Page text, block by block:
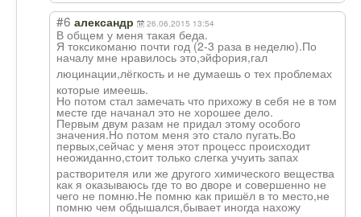
#6 александр 26.06.2015 13:54
В общем у меня такая беда.
Я токсикоманю почти год (2-3 раза в неделю).По
началу мне нравилось это,эйфория,гал
люцинации,лёгкость и не думаешь о тех проблемах
которые имеешь.
Но потом стал замечать что прихожу в себя не в том
месте где начанал это не хорошее дело.
Первым двум разам не придал этому особого
значения.Но потом меня это стало пугать.Во
первых,сейчас у меня этот процесс происходит
неожиданно,стоит только слегка учуить запах
растворителя или же другого химического вещества
как я оказываюсь где то во дворе и совершенно не
чего не помню.Не помню как пришёл в то место,не
помню чем обдышался,бывает иногда нахожу